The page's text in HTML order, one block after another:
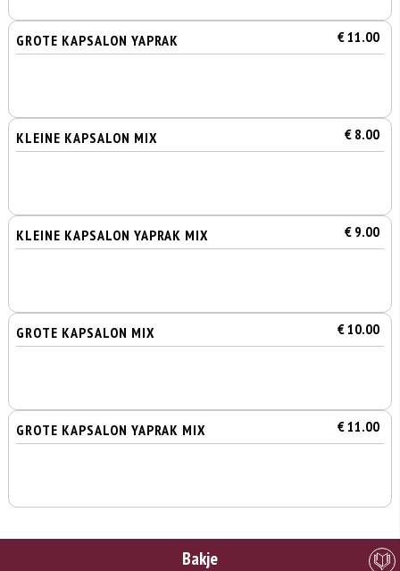
GROTE KAPSALON YAPRAK € 11.00
KLEINE KAPSALON MIX € 8.00
KLEINE KAPSALON YAPRAK MIX € 9.00
GROTE KAPSALON MIX € 10.00
GROTE KAPSALON YAPRAK MIX € 11.00
Bakje